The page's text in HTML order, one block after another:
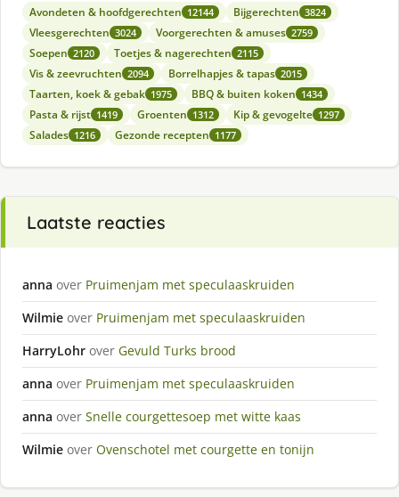
Avondeten & hoofdgerechten 12144 Bijgerechten 3824
Vleesgerechten 3024 Voorgerechten & amuses 2759
Soepen 2120 Toetjes & nagerechten 2115
Vis & zeevruchten 2094 Borrelhapjes & tapas 2015
Taarten, koek & gebak 1975 BBQ & buiten koken 1434
Pasta & rijst 1419 Groenten 1312 Kip & gevogelte 1297
Salades 1216 Gezonde recepten 1177
Laatste reacties
anna over Pruimenjam met speculaaskruiden
Wilmie over Pruimenjam met speculaaskruiden
HarryLohr over Gevuld Turks brood
anna over Pruimenjam met speculaaskruiden
anna over Snelle courgettesoep met witte kaas
Wilmie over Ovenschotel met courgette en tonijn